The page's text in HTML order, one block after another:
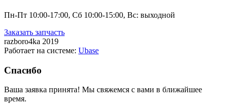
Пн-Пт 10:00-17:00, Сб 10:00-15:00, Вс: выходной
Заказать запчасть
razboro4ka 2019
Работает на системе: Ubase
Спасибо
Ваша заявка принята! Мы свяжемся с вами в ближайшее
время.